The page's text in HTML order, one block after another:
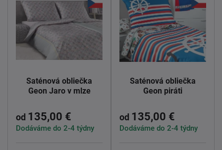
Saténová obliečka
Geon Jaro v mlze
od 135,00 €
Dodáváme do 2-4 týdny
Saténová obliečka
Geon piráti
od 135,00 €
Dodáváme do 2-4 týdny